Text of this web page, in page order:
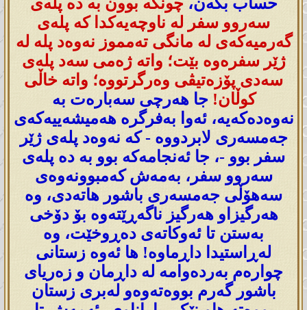
سەروو سفر لە ناوچەیەکدا کە پلەی
گەرمیەکەی لە مانگی تەمموز نەوەد پلە لە
ژێر سفرەوە بێت؛ واتە ژەمی سەد پلەی
سەدی پۆزەتیڤی وەرگرتووە؛ واتە خاڵی
کوڵان! جا هەرچی سەبارەت بە
نەوەدەکەیە، ئەوا بەفرگرە هەمیشەییەکەی
جەمسەری لابردووە - کە نەوەد پلەی ژێر
سفر بوو -، جا ئەنجامەکە بوو بە دە پلەی
سەروو سفر، بەمەش کەمبوونەوەی
سەهۆڵی جەمسەری باشور هاتەدی، وە
هەرگیزاو هەرگیز ناگەڕێتەوە بۆ دۆخی
بەستن تا ئەوکاتەی دەڕوخێت، وە
لەڕاستیدا داڕماوە! ها ئەوە زستانی
چوارەم بەردەوامە لە داڕمان و زەریای
باشور گەرم بووەتەوەو لەبری زستان